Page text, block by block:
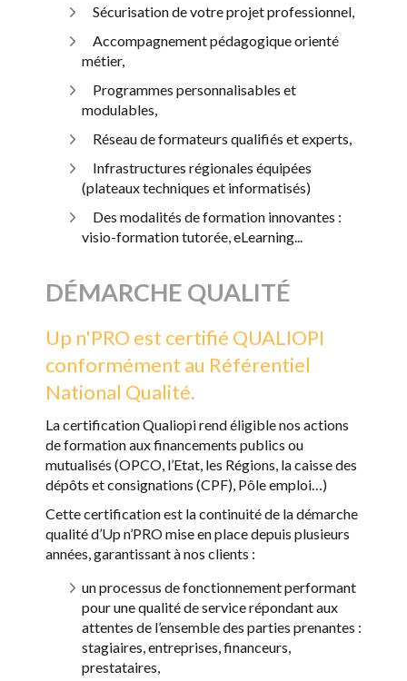
Sécurisation de votre projet professionnel,
Accompagnement pédagogique orienté
métier,
Programmes personnalisables et
modulables,
Réseau de formateurs qualifiés et experts,
Infrastructures régionales équipées
(plateaux techniques et informatisés)
Des modalités de formation innovantes :
visio-formation tutorée, eLearning...
DÉMARCHE QUALITÉ
Up n'PRO est certifié QUALIOPI
conformément au Référentiel
National Qualité.
La certification Qualiopi rend éligible nos actions
de formation aux financements publics ou
mutualisés (OPCO, l’Etat, les Régions, la caisse des
dépôts et consignations (CPF), Pôle emploi…)
Cette certification est la continuité de la démarche
qualité d’Up n’PRO mise en place depuis plusieurs
années, garantissant à nos clients :
un processus de fonctionnement performant
pour une qualité de service répondant aux
attentes de l’ensemble des parties prenantes :
stagiaires, entreprises, financeurs,
prestataires,